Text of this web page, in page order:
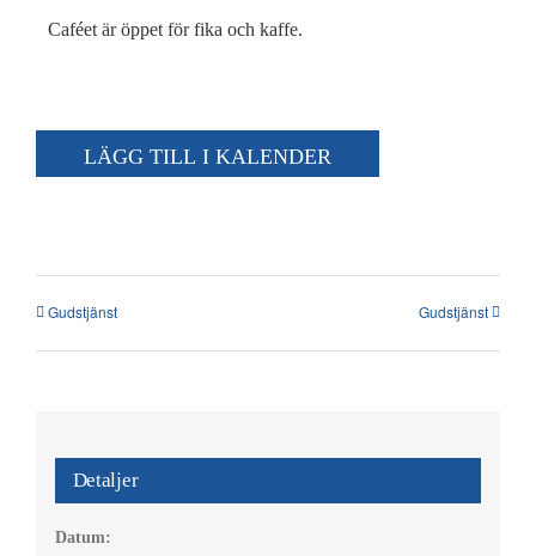
Kalender
Caféet är öppet för fika och kaffe.
LÄGG TILL I KALENDER
Gudstjänst Gudstjänst
Detaljer
Datum: